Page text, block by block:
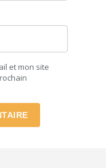
et mon site